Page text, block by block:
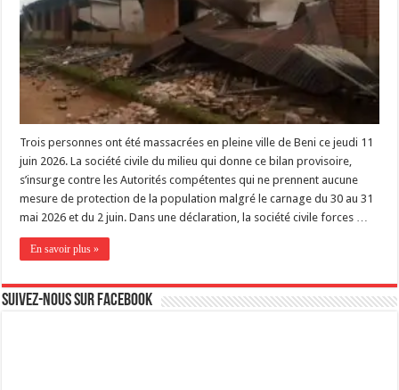
Trois personnes ont été massacrées en pleine ville de Beni ce jeudi 11
juin 2026. La société civile du milieu qui donne ce bilan provisoire,
s’insurge contre les Autorités compétentes qui ne prennent aucune
mesure de protection de la population malgré le carnage du 30 au 31
mai 2026 et du 2 juin. Dans une déclaration, la société civile forces …
En savoir plus »
Suivez-nous sur Facebook